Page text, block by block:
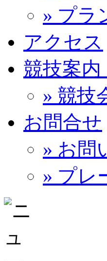
» プラ
アクセス
競技案内
» 競技
お問合せ
» お問
» プレ